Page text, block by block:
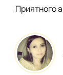
Приятного